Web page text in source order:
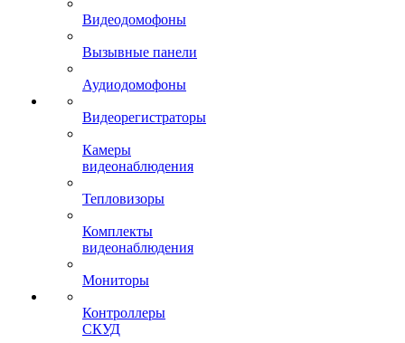
Видеодомофоны
Вызывные панели
Аудиодомофоны
Видеорегистраторы
Камеры
видеонаблюдения
Тепловизоры
Комплекты
видеонаблюдения
Мониторы
Контроллеры
СКУД